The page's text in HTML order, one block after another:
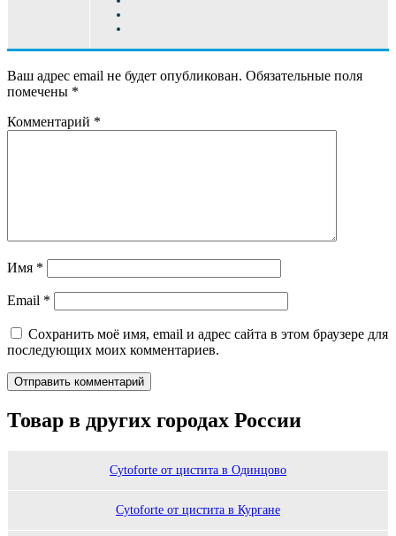
Ваш адрес email не будет опубликован. Обязательные поля
помечены *
Комментарий *
Имя *
Email *
Сохранить моё имя, email и адрес сайта в этом браузере для
последующих моих комментариев.
Товар в других городах России
Сytoforte от цистита в Одинцово
Сytoforte от цистита в Кургане